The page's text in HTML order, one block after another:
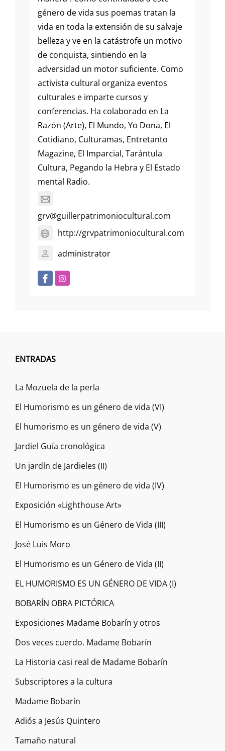
género de vida sus poemas tratan la
vida en toda la extensión de su salvaje
belleza y ve en la catástrofe un motivo
de conquista, sintiendo en la
adversidad un motor suficiente. Como
activista cultural organiza eventos
culturales e imparte cursos y
conferencias. Ha colaborado en La
Razón (Arte), El Mundo, Yo Dona, El
Cotidiano, Culturamas, Entretanto
Magazine, El Imparcial, Tarántula
Cultura, Pegando la Hebra y El Estado
mental Radio.
grv@guillerpatrimoniocultural.com
http://grvpatrimoniocultural.com
administrator
ENTRADAS
La Mozuela de la perla
El Humorismo es un género de vida (VI)
El humorismo es un género de vida (V)
Jardiel Guía cronológica
Un jardín de Jardieles (II)
El Humorismo es un género de vida (IV)
Exposición «Lighthouse Art»
El Humorismo es un Género de Vida (III)
José Luis Moro
El Humorismo es un Género de Vida (II)
EL HUMORISMO ES UN GÉNERO DE VIDA (I)
BOBARÍN OBRA PICTÓRICA
Exposiciones Madame Bobarín y otros
Dos veces cuerdo. Madame Bobarín
La Historia casi real de Madame Bobarín
Subscriptores a la cultura
Madame Bobarín
Adiós a Jesús Quintero
Tamaño natural